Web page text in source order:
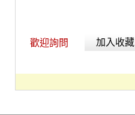
歡迎詢問 加入收藏